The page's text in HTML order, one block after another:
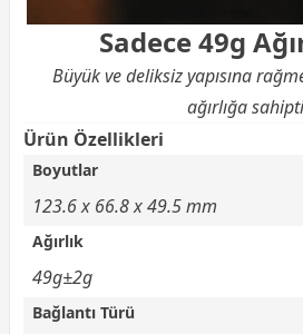
Sadece 49g
Büyük ve deliksiz yapısına
ağırlığa
Ürün Özellikleri
Boyutlar
123.6 x 66.8 x 49.5 mm
Ağırlık
49g±2g
Bağlantı Türü